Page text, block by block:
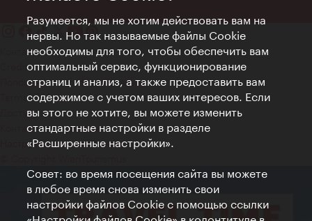
Контакт
Credits
Положение о конфиденциальности
Terms of Use
Доступность
Контакты для прессы
Настройки файлов Cookie
Разумеется, мы не хотим действовать вам на
нервы. Но так называемые файлы Cookie
необходимы для того, чтобы обеспечить вам
оптимальный сервис, функционирование
страниц и анализ, а также предоставить вам
содержимое с учетом ваших интересов. Если
вы этого не хотите, вы можете изменить
стандартные настройки в разделе
«Расширенные настройки».
Совет: во время посещения сайта вы можете
в любое время снова изменить свои
настройки файлов Cookie с помощью ссылки